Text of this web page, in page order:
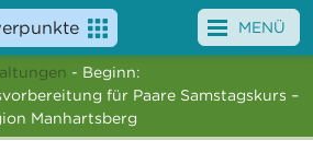
MENÜ
- Beginn:
für Paare Samstagskurs –
Manhartsberg